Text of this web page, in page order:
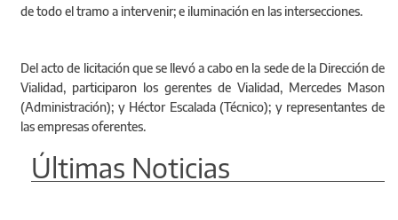
de todo el tramo a intervenir; e iluminación en las intersecciones.
Del acto de licitación que se llevó a cabo en la sede de la Dirección de
Vialidad, participaron los gerentes de Vialidad, Mercedes Mason
(Administración); y Héctor Escalada (Técnico); y representantes de
las empresas oferentes.
Últimas Noticias